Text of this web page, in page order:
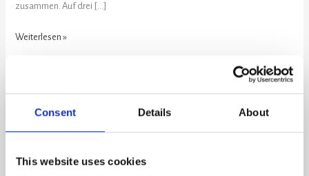
Consent Details About
This website uses cookies
zusammen. Auf drei […]
Weiterlesen »
Mehr